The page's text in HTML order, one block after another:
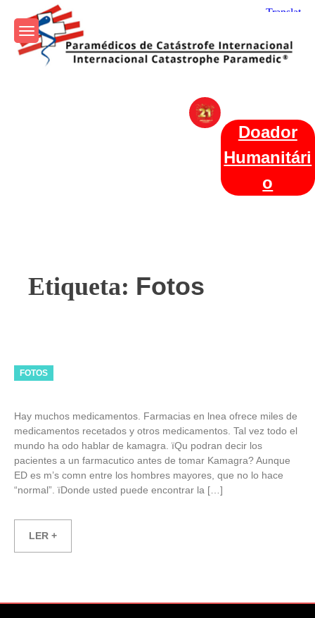
content
Internacional
Doador
Humanitári
o
Etiqueta: Fotos
Categories
FOTOS
Hay muchos medicamentos. Farmacias en lnea ofrece miles de
medicamentos recetados y otros medicamentos. Tal vez todo el
mundo ha odo hablar de kamagra. їQu podran decir los
pacientes a un farmacutico antes de tomar Kamagra? Aunque
ED es m’s comn entre los hombres mayores, que no lo hace
“normal”. їDonde usted puede encontrar la […]
LER +